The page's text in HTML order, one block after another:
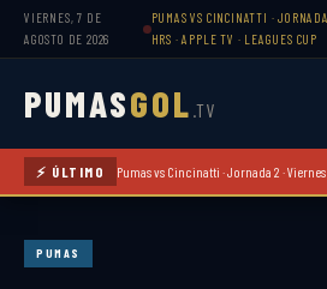
VIERNES, 7 DE
AGOSTO DE 2026
PUMAS VS CINCINATTI ·
HRS · APPLE TV · LEAGUES CUP
PUMASGOL .TV
⚡ ÚLTIMO Pumas vs Cincinatti · Jornada 2 ·
PUMAS